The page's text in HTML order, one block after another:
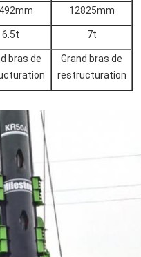
12825mm
6.5t 7t
bras de
Grand bras de
restructuration